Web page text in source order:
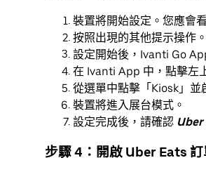
裝置將開始設定。您應會
按照出現的其他提示操作。
設定開始後，Ivanti Go
在 Ivanti App 中，點擊左
從選單中點擊「Kiosk」並
裝置將進入展台模式。
設定完成後，請確認 Uber
步驟 4：開啟 Uber Eats